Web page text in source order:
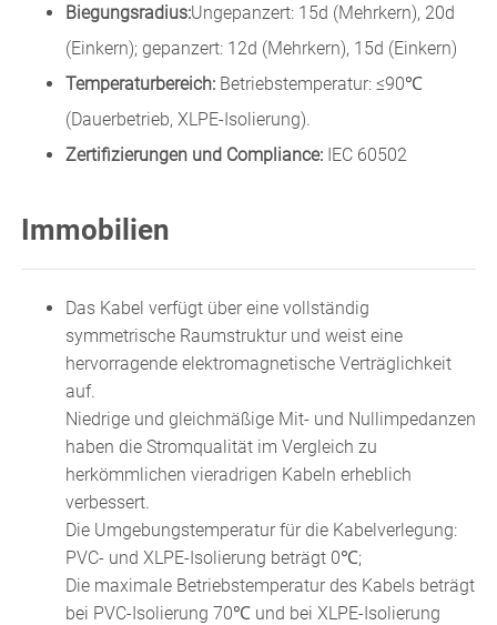
Biegungsradius:Ungepanzert: 15d (Mehrkern), 20d
(Einkern); gepanzert: 12d (Mehrkern), 15d (Einkern)
Temperaturbereich: Betriebstemperatur: ≤90℃
(Dauerbetrieb, XLPE-Isolierung).
Zertifizierungen und Compliance: IEC 60502
Immobilien
Das Kabel verfügt über eine vollständig
symmetrische Raumstruktur und weist eine
hervorragende elektromagnetische Verträglichkeit
auf.
Niedrige und gleichmäßige Mit- und Nullimpedanzen
haben die Stromqualität im Vergleich zu
herkömmlichen vieradrigen Kabeln erheblich
verbessert.
Die Umgebungstemperatur für die Kabelverlegung:
PVC- und XLPE-Isolierung beträgt 0℃;
Die maximale Betriebstemperatur des Kabels beträgt
bei PVC-Isolierung 70℃ und bei XLPE-Isolierung